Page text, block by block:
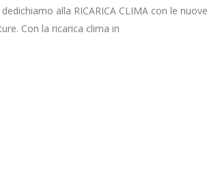
alla RICARICA CLIMA con le
Con la ricarica clima in